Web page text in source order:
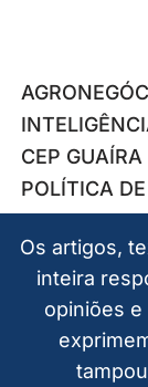
CEP GUAÍRA
POLÍTICA
Os artigos,
inteira
opiniões